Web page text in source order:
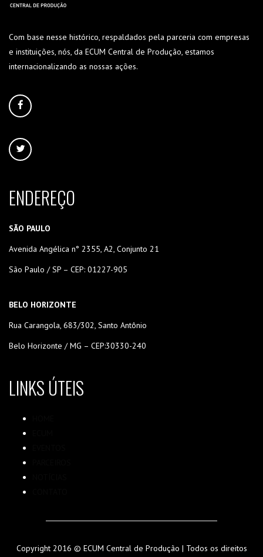
Com base nesse histórico, respaldados pela parceria com empresas
e instituições, nós, da ECUM Central de Produção, estamos
internacionalizando as nossas ações.
ENDEREÇO
SÃO PAULO
Avenida Angélica n° 2355, A2, Conjunto 21
São Paulo / SP – CEP: 01227-905
BELO HORIZONTE
Rua Carangola, 683/302, Santo Antônio
Belo Horizonte / MG – CEP:30330-240
LINKS ÚTEIS
Copyright 2016 © ECUM Central de Produção | Todos os direitos